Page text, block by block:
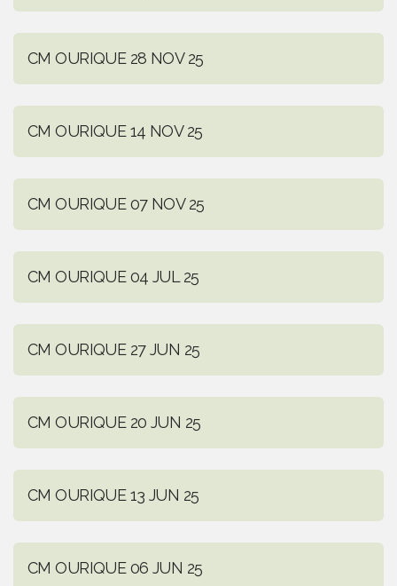
CM OURIQUE 28 NOV 25
CM OURIQUE 14 NOV 25
CM OURIQUE 07 NOV 25
CM OURIQUE 04 JUL 25
CM OURIQUE 27 JUN 25
CM OURIQUE 20 JUN 25
CM OURIQUE 13 JUN 25
CM OURIQUE 06 JUN 25